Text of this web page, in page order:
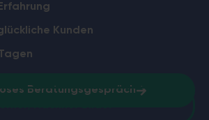
Erfahrung
Kunden
Beratungsgespräch